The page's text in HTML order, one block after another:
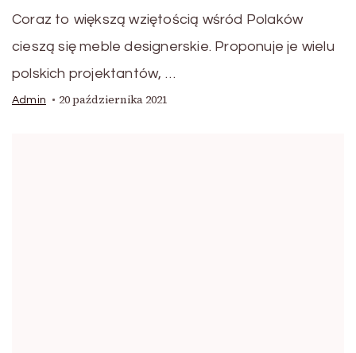
Coraz to większą wziętością wśród Polaków
cieszą się meble designerskie. Proponuje je wielu
polskich projektantów, …
Admin 20 października 2021